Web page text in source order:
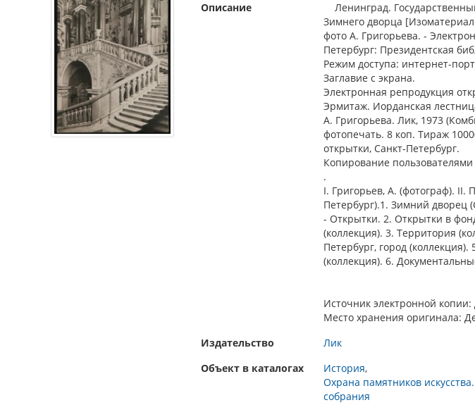
Описание
Ленинград.
Зимнего дворца
фото А. Григорьева. -
Петербург: Президентская
Режим доступа: интернет-
Заглавие с экрана.
Электронная репродукция
Эрмитаж. Иорданская
А. Григорьева. Лик, 1973
фотопечать. 8 коп. Тираж
открытки, Санкт-Петербург.
Копирование
.
I. Григорьев, А. (фотограф). II.
Петербург).1. Зимний дворец
- Открытки. 2. Открытки в
(коллекция). 3. Территория
Петербург, город
(коллекция). 6.
Источник электронной
Место хранения оригинала:
Издательство
Лик
Объект в каталогах
История
Охрана памятников
собрания